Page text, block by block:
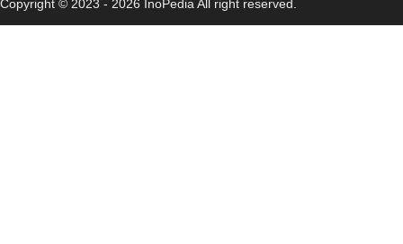
Copyright © 2023 - 2026 InoPedia All right reserved.